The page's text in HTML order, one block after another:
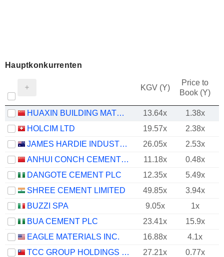
Hauptkonkurrenten
KGV (Y)
Price to
Book (Y)
HUAXIN BUILDING MATERIALS GROUP CO., LTD. 13.64x
1.38x
HOLCIM LTD
19.57x
2.38x
JAMES HARDIE INDUSTRIES PLC
26.05x
2.53x
ANHUI CONCH CEMENT COMPANY LIMITED
11.18x
0.48x
DANGOTE CEMENT PLC
12.35x
5.49x
SHREE CEMENT LIMITED
49.85x
3.94x
BUZZI SPA
9.05x
1x
BUA CEMENT PLC
23.41x
15.9x
EAGLE MATERIALS INC.
16.88x
4.1x
TCC GROUP HOLDINGS CO., LTD.
27.21x
0.77x